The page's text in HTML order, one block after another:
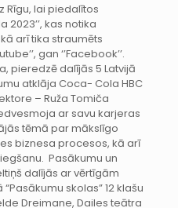
Rīgu, lai piedalītos
kas notika
kā arī tika straumēts
gan ‘’Facebook’’.
pieredzē dalījās 5 Latvijā
atklāja Coca- Cola HBC
– Ruža Tomiča
ar savu karjeras
tēmā par mākslīgo
biznesa procesos, kā arī
Pasākumu un
dalījās ar vērtīgām
skolas” 12 klašu
Dreimane, Dailes teātra